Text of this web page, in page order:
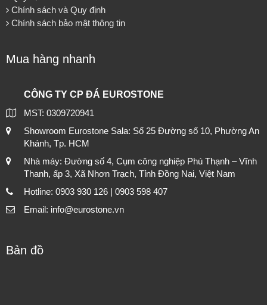
Chính sách và Quy định
Chính sách bảo mật thông tin
Mua hàng nhanh
CÔNG TY CP ĐÁ EUROSTONE
MST: 0309720941
Showroom Eurostone Sala: Số 25 Đường số 10, Phường An
Khánh, Tp. HCM
Nhà máy: Đường số 4, Cụm công nghiệp Phú Thạnh – Vĩnh
Thanh, ấp 3, Xã Nhơn Trạch, Tỉnh Đồng Nai, Việt Nam
Hotline: 0903 930 126 | 0903 598 407
Email: info@eurostone.vn
Bản đồ